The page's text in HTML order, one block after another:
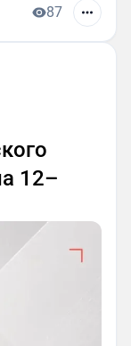
87
12–